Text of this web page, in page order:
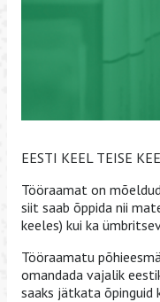
EESTI KEEL TEISE
Tööraamat on
siit saab õppida nii
keeles) kui ka
Tööraamatu
omandada vajalik
saaks jätkata õpinguid